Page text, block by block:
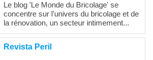
Le blog 'Le Monde du Bricolage' se
concentre sur l'univers du bricolage et de
la rénovation, un secteur intimement...
Revista Peril